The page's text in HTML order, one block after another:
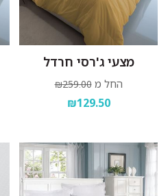
מצעי ג'רסי חרדל
החל מ ₪259.00
₪129.50